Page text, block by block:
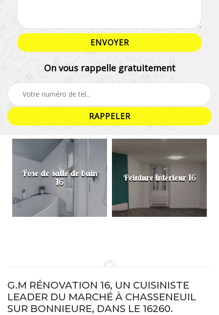
On vous rappelle gratuitement
Pose de salle de bain
16 Peinture intérieur 16
G.M RÉNOVATION 16, UN CUISINISTE
LEADER DU MARCHÉ À CHASSENEUIL
SUR BONNIEURE, DANS LE 16260.